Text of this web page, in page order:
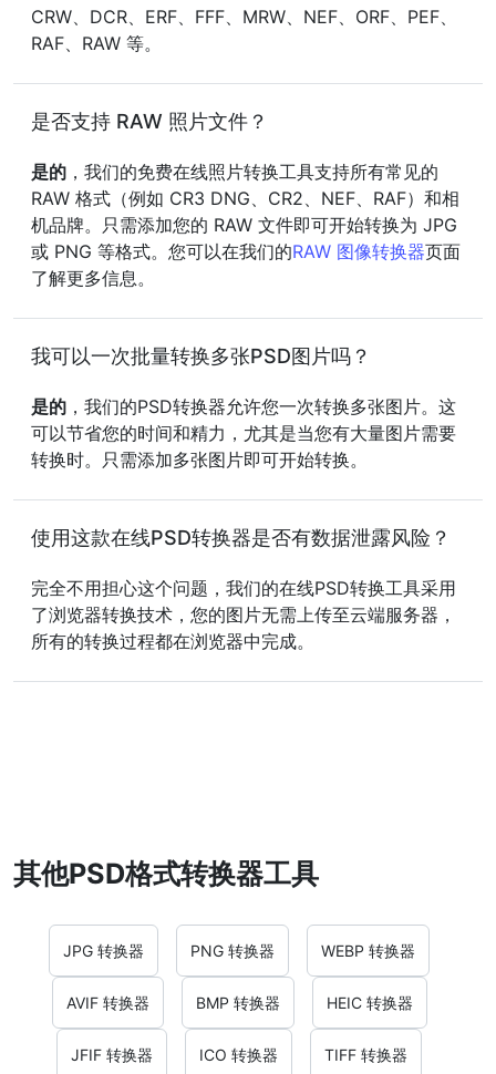
CRW、DCR、ERF、FFF、MRW、NEF、ORF、PEF、
RAF、RAW 等。
是否支持 RAW 照片文件？
是的 ，我们的免费在线照片转换工具支持所有常见的
RAW 格式（例如 CR3 DNG、CR2、NEF、RAF）和相
机品牌。只需添加您的 RAW 文件即可开始转换为 JPG
或 PNG 等格式。您可以在我们的RAW 图像转换器页面
了解更多信息。
我可以一次批量转换多张PSD图片吗？
是的 ，我们的PSD转换器允许您一次转换多张图片。这
可以节省您的时间和精力，尤其是当您有大量图片需要
转换时。只需添加多张图片即可开始转换。
使用这款在线PSD转换器是否有数据泄露风险？
完全不用担心这个问题，我们的在线PSD转换工具采用
了浏览器转换技术，您的图片无需上传至云端服务器，
所有的转换过程都在浏览器中完成。
其他PSD格式转换器工具
JPG 转换器 PNG 转换器 WEBP 转换器
AVIF 转换器 BMP 转换器 HEIC 转换器
JFIF 转换器 ICO 转换器 TIFF 转换器